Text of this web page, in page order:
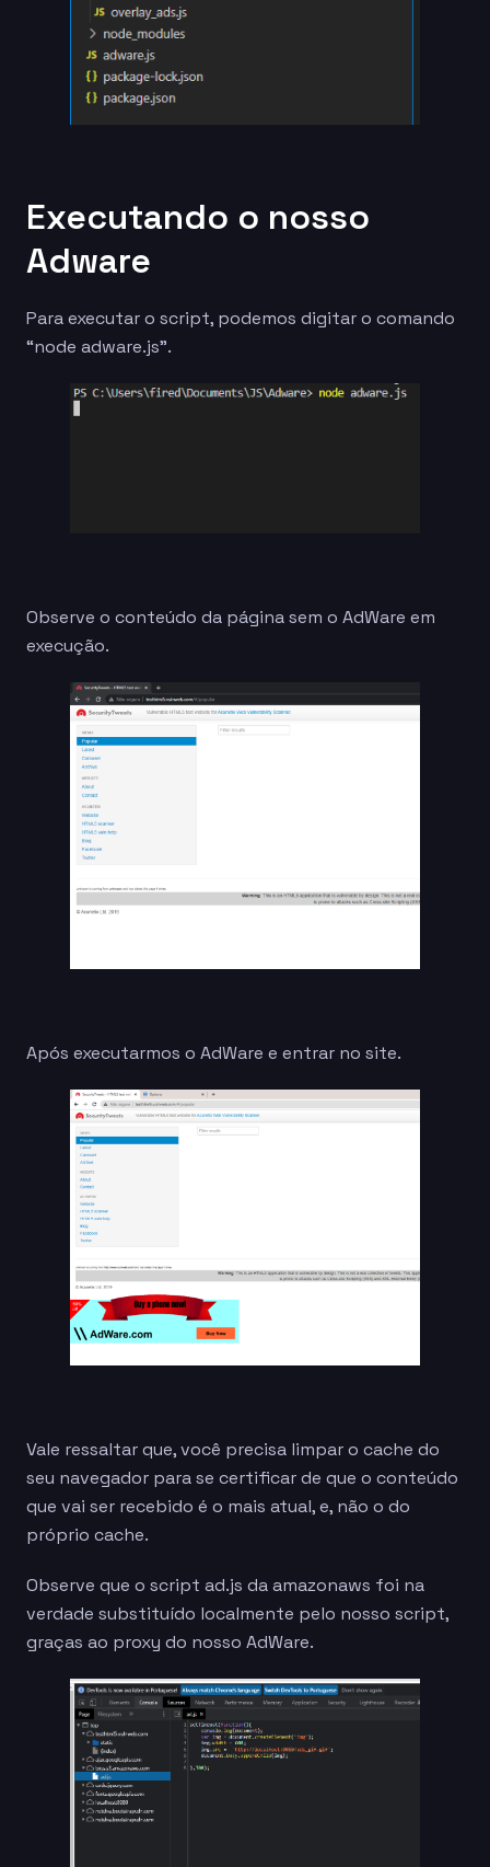
Executando o nosso
Adware
Para executar o script, podemos digitar o comando
“node adware.js”.
Observe o conteúdo da página sem o AdWare em
execução.
Após executarmos o AdWare e entrar no site.
Vale ressaltar que, você precisa limpar o cache do
seu navegador para se certificar de que o conteúdo
que vai ser recebido é o mais atual, e, não o do
próprio cache.
Observe que o script ad.js da amazonaws foi na
verdade substituído localmente pelo nosso script,
graças ao proxy do nosso AdWare.